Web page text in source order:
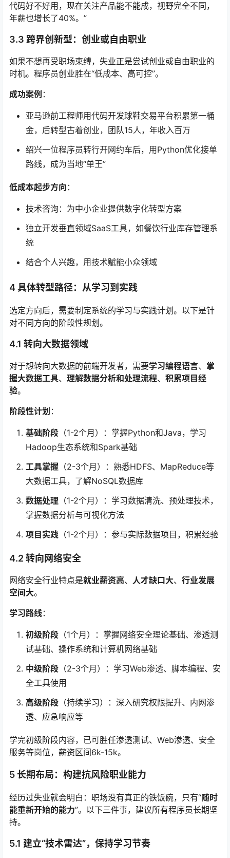
代码好不好用，现在关注产品能不能成，视野完全不同，
年薪也增长了40%。”
3.3 跨界创新型：创业或自由职业
如果不想再受职场束缚，失业正是尝试创业或自由职业的
时机。程序员创业胜在“低成本、高可控”。
成功案例 ：
亚马逊前工程师用代码开发球鞋交易平台积累第一桶
金，后转型古着创业，团队15人，年收入百万
绍兴一位程序员转行开网约车后，用Python优化接单
路线，成为当地“单王”
低成本起步方向 ：
技术咨询：为中小企业提供数字化转型方案
独立开发垂直领域SaaS工具，如餐饮行业库存管理系
统
结合个人兴趣，用技术赋能小众领域
4 具体转型路径：从学习到实践
选定方向后，需要制定系统的学习与实践计划。以下是针
对不同方向的阶段性规划。
4.1 转向大数据领域
对于想转向大数据的前端开发者，需要学习编程语言、 掌
握大数据工具、 理解数据分析和处理流程、 积累项目经
验。
阶段性计划 ：
基础阶段 （1-2个月）：掌握Python和Java，学习
Hadoop生态系统和Spark基础
工具掌握 （2-3个月）：熟悉HDFS、MapReduce等
大数据工具，了解NoSQL数据库
数据处理 （1-2个月）：学习数据清洗、预处理技术，
掌握数据分析与可视化方法
项目实践 （1-2个月）：参与实际数据项目，积累经验
4.2 转向网络安全
网络安全行业特点是就业薪资高、 人才缺口大、 行业发展
空间大。
学习路线：
初级阶段 （1个月）：掌握网络安全理论基础、渗透测
试基础、操作系统和计算机网络基础
中级阶段 （2-3个月）：学习Web渗透、脚本编程、安
全工具使用
高级阶段 （持续学习）：深入研究权限提升、内网渗
透、应急响应等
学完初级阶段内容，已可胜任渗透测试、Web渗透、安全
服务等岗位，薪资区间6k-15k。
5 长期布局：构建抗风险职业能力
经历过失业就会明白：职场没有真正的铁饭碗，只有“随时
能重新开始的能力”。以下三件事，建议所有程序员长期坚
持。
5.1 建立“技术雷达”，保持学习节奏